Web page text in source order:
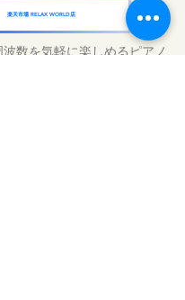
楽天市場 RELAX WORLD店
数を気軽に楽しめるピアノ